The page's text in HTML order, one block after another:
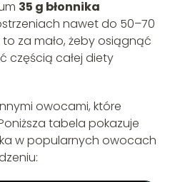
35 g błonnika
nawet do 50–70
za mało, żeby osiągnąć
częścią całej diety
owocami, które
tabela pokazuje
w popularnych owocach